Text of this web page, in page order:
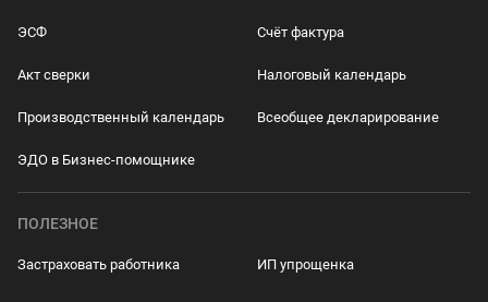
ЭСФ Счёт фактура
Акт сверки Налоговый календарь
Производственный календарь Всеобщее декларирование
ЭДО в Бизнес-помощнике
ПОЛЕЗНОЕ
Застраховать работника ИП упрощенка